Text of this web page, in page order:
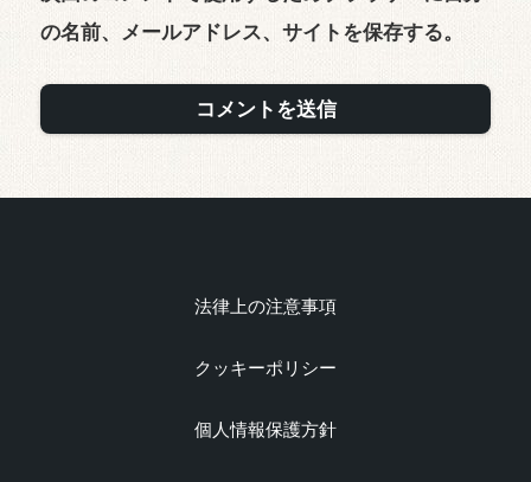
の名前、メールアドレス、サイトを保存する。
法律上の注意事項
クッキーポリシー
個人情報保護方針